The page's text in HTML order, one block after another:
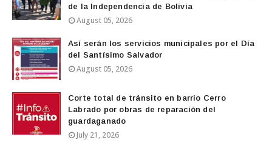
de la Independencia de Bolivia
August 05, 2026
Así serán los servicios municipales por el Día
del Santísimo Salvador
August 05, 2026
Corte total de tránsito en barrio Cerro
Labrado por obras de reparación del
guardaganado
July 21, 2026